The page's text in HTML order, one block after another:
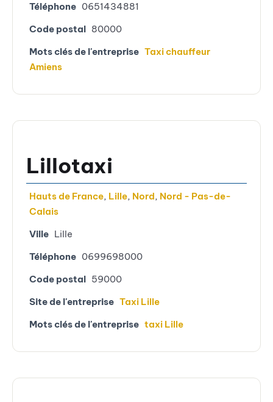
Téléphone 0651434881
Code postal 80000
Mots clés de l'entreprise Taxi chauffeur
Amiens
Lillotaxi
Hauts de France, Lille, Nord, Nord - Pas-de-
Calais
Ville Lille
Téléphone 0699698000
Code postal 59000
Site de l'entreprise Taxi Lille
Mots clés de l'entreprise taxi Lille